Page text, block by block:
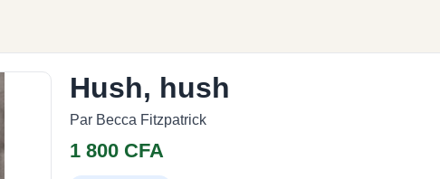
Hush, hush
Par Becca Fitzpatrick
1 800 CFA